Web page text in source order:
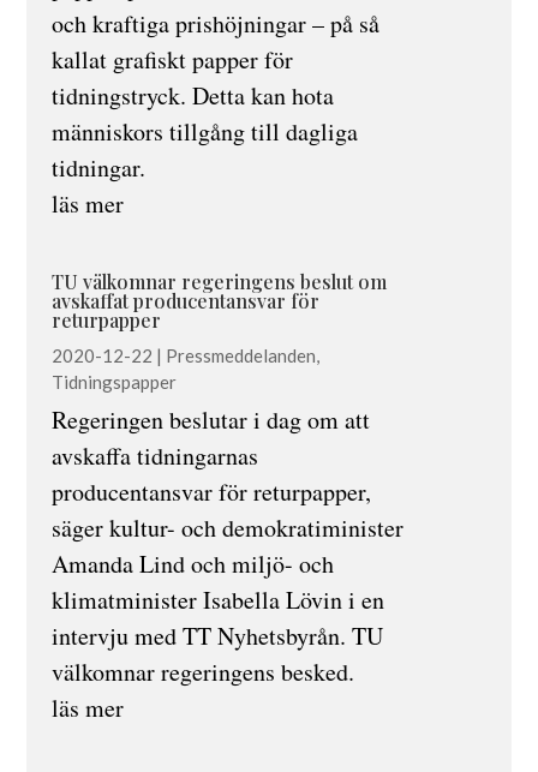
och kraftiga prishöjningar – på så
kallat grafiskt papper för
tidningstryck. Detta kan hota
människors tillgång till dagliga
tidningar.
läs mer
TU välkomnar regeringens beslut om
avskaffat producentansvar för
returpapper
2020-12-22 | Pressmeddelanden,
Tidningspapper
Regeringen beslutar i dag om att
avskaffa tidningarnas
producentansvar för returpapper,
säger kultur- och demokratiminister
Amanda Lind och miljö- och
klimatminister Isabella Lövin i en
intervju med TT Nyhetsbyrån. TU
välkomnar regeringens besked.
läs mer